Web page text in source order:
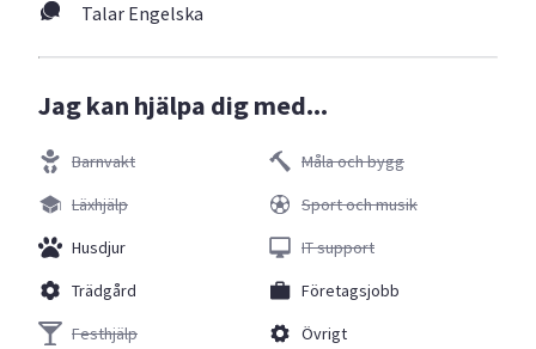
Talar Engelska
Jag kan hjälpa dig med...
Barnvakt
Läxhjälp
Husdjur
Trädgård
Festhjälp
Måla och bygg
Sport och musik
IT support
Företagsjobb
Övrigt